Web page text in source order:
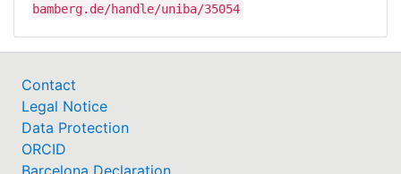
bamberg.de/handle/uniba/35054
Contact
Legal Notice
Data Protection
ORCID
Barcelona Declaration